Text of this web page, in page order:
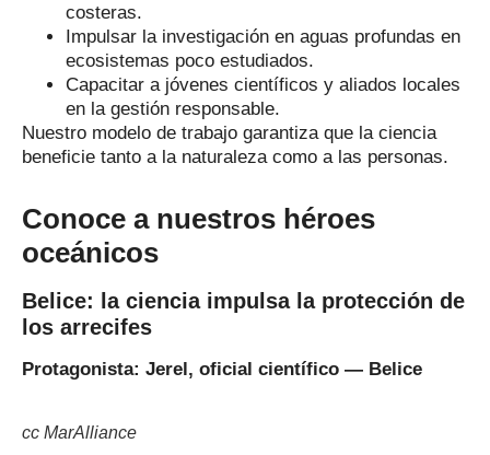
costeras.
Impulsar la investigación en aguas profundas en
ecosistemas poco estudiados.
Capacitar a jóvenes científicos y aliados locales
en la gestión responsable.
Nuestro modelo de trabajo garantiza que la ciencia
beneficie tanto a la naturaleza como a las personas.
Conoce a nuestros héroes
oceánicos
Belice: la ciencia impulsa la protección de
los arrecifes
Protagonista: Jerel, oficial científico — Belice
cc MarAlliance